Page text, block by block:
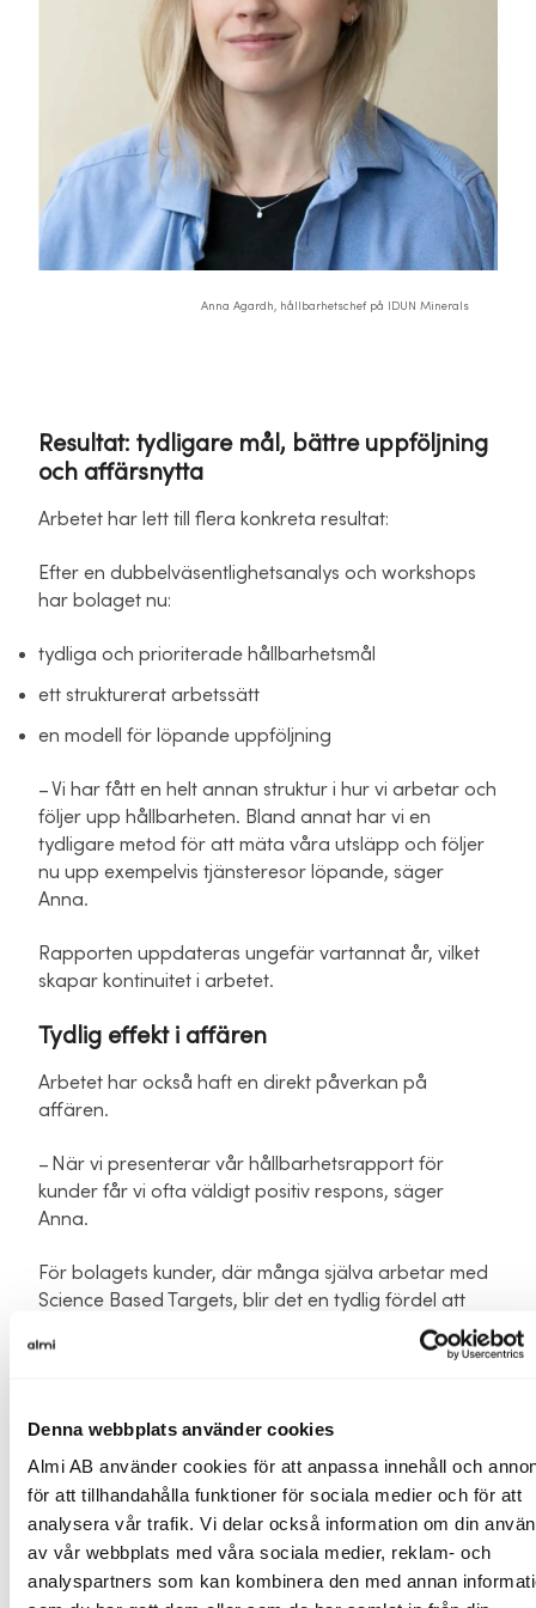
Denna webbplats använder cookies
Almi AB använder cookies för att anpassa innehåll och
för att tillhandahålla funktioner för sociala medier och för att
analysera vår trafik. Vi delar också information om din
av vår webbplats med våra sociala medier, reklam- och
analyspartners som kan kombinera den med annan
Anna Agardh, hållbarhetschef på IDUN Minerals
Resultat: tydligare mål, bättre uppföljning
och affärsnytta
Arbetet har lett till flera konkreta resultat:
Efter en dubbelväsentlighetsanalys och workshops
har bolaget nu:
tydliga och prioriterade hållbarhetsmål
ett strukturerat arbetssätt
en modell för löpande uppföljning
– Vi har fått en helt annan struktur i hur vi arbetar och
följer upp hållbarheten. Bland annat har vi en
tydligare metod för att mäta våra utsläpp och följer
nu upp exempelvis tjänsteresor löpande, säger
Anna.
Rapporten uppdateras ungefär vartannat år, vilket
skapar kontinuitet i arbetet.
Tydlig effekt i affären
Arbetet har också haft en direkt påverkan på
affären.
– När vi presenterar vår hållbarhetsrapport för
kunder får vi ofta väldigt positiv respons, säger
Anna.
För bolagets kunder, där många själva arbetar med
Science Based Targets, blir det en tydlig fördel att
IDUN Minerals kan visa upp ett strukturerat och
transparent hållbarhetsarbete.
partner.
Hur viktigt var stödet för att kunna
genomföra satsningen?
För IDUN Minerals var affärsutvecklingschecken en
viktig möjliggörare.